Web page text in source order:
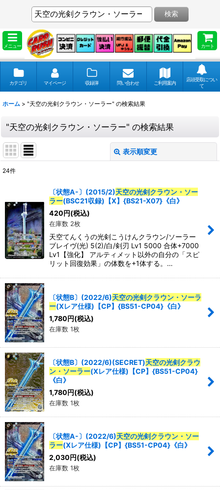
メニュー カート
検索
カテゴリ マイページ 収録弾 問い合わせ ご利用案内
店頭受取につい
て
ホーム > "天空の光剣クラウン・ソーラー" の検索結果
"天空の光剣クラウン・ソーラー" の検索結果
表示順変更
表示数:
並び順:
絞り込む
24件
〔状態A-〕(2015/2)天空の光剣クラウン・ソー
ラー(BSC21収録)【X】{BS21-X07}《白》
420 円(税込)
在庫数 2枚
天空てんくうの光剣こうけんクラウン/ソーラー
ブレイヴ(光) 5(2)/白/剣刃 Lv1 5000 合体+7000
Lv1【強化】 アルティメット以外の自分の「スピ
リット回復効果」の体数を+1体する。…
〔状態B〕(2022/6)天空の光剣クラウン・ソーラ
ー(Xレア仕様)【CP】{BS51-CP04}《白》
1,780円(税込)
在庫数 1枚
〔状態B〕(2022/6)(SECRET)天空の光剣クラウ
ン・ソーラー(Xレア仕様)【CP】{BS51-CP04}
《白》
1,780円(税込)
在庫数 1枚
〔状態A-〕(2022/6)天空の光剣クラウン・ソー
ラー(Xレア仕様)【CP】{BS51-CP04}《白》
2,030円(税込)
在庫数 1枚